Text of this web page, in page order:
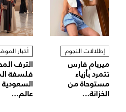
إطلالات النجوم
ميريام فارس
تتمرد بأزياء
مستوحاة من
الخزانة...
أخبار
الترف
فلسفة
عالم...